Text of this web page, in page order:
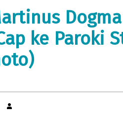
Dogma
ke Paroki